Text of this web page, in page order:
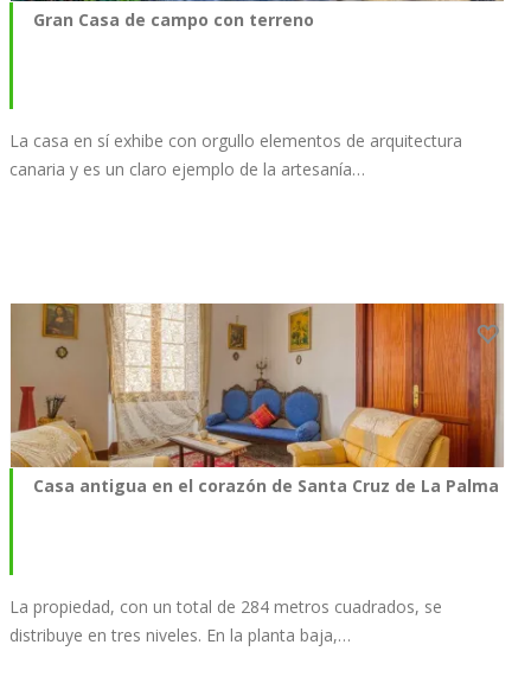
Gran Casa de campo con terreno
La casa en sí exhibe con orgullo elementos de arquitectura
canaria y es un claro ejemplo de la artesanía…
Casa antigua en el corazón de Santa Cruz de La Palma
La propiedad, con un total de 284 metros cuadrados, se
distribuye en tres niveles. En la planta baja,…